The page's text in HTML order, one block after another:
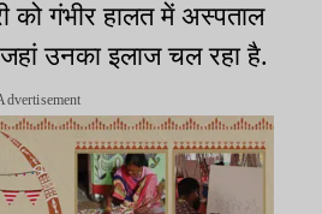
को गंभीर हालत में अस्पताल
जहां उनका इलाज चल रहा है.